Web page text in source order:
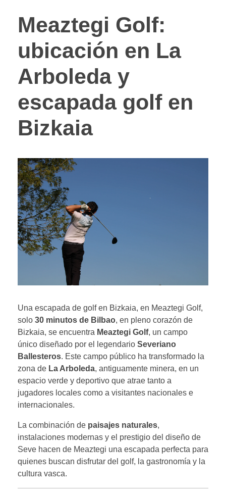
Meaztegi Golf:
ubicación en La
Arboleda y
escapada golf en
Bizkaia
Una escapada de golf en Bizkaia, en Meaztegi Golf,
solo 30 minutos de Bilbao, en pleno corazón de
Bizkaia, se encuentra Meaztegi Golf, un campo
único diseñado por el legendario Severiano
Ballesteros. Este campo público ha transformado la
zona de La Arboleda, antiguamente minera, en un
espacio verde y deportivo que atrae tanto a
jugadores locales como a visitantes nacionales e
internacionales.
La combinación de paisajes naturales,
instalaciones modernas y el prestigio del diseño de
Seve hacen de Meaztegi una escapada perfecta para
quienes buscan disfrutar del golf, la gastronomía y la
cultura vasca.